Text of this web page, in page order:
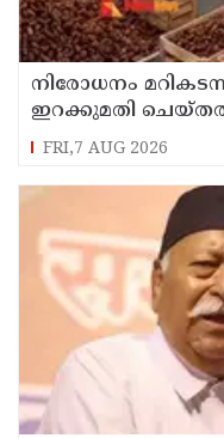
നിരോധനം
ഇറക്കുമതി
FRI,7 AUG 2026